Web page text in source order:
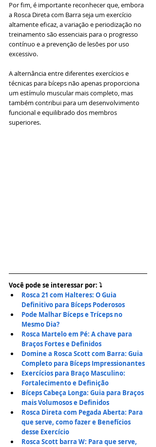
Por fim, é importante reconhecer que, embora
a Rosca Direta com Barra seja um exercício
altamente eficaz, a variação e periodização no
treinamento são essenciais para o progresso
contínuo e a prevenção de lesões por uso
excessivo.
A alternância entre diferentes exercícios e
técnicas para bíceps não apenas proporciona
um estímulo muscular mais completo, mas
também contribui para um desenvolvimento
funcional e equilibrado dos membros
superiores.
Você pode se interessar por: ⤵
Rosca 21 com Halteres: O Guia
Definitivo para Bíceps Poderosos
Pode Malhar Bíceps e Tríceps no
Mesmo Dia?
Rosca Martelo em Pé: A chave para
Braços Fortes e Definidos
Domine a Rosca Scott com Barra: Guia
Completo para Bíceps Impressionantes
Exercícios para Braço Masculino:
Fortalecimento e Definição
Bíceps Cabeça Longa: Guia para Braços
mais Volumosos e Definidos
Rosca Direta com Pegada Aberta: Para
que serve, como fazer e Benefícios
desse Exercício
Rosca Scott barra W: Para que serve,